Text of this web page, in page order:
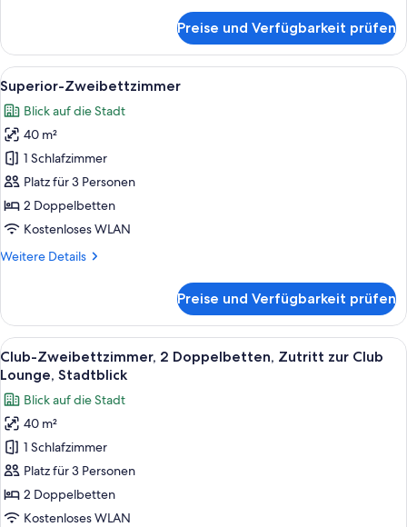
anzeigen
Suite,
1 King-
Bett,
Zutritt
zur
Club
Lounge,
Stadtblick
Preise und Verfügbarkeit prüfen
Alle
Fotos
für
Superior-
Zweibettzimmer
anzeigen
Ein Hotelzimmer mit Bett,
15
Superior-Zweibettzimmer
Blick auf die Stadt
40 m²
1 Schlafzimmer
Platz für 3 Personen
2 Doppelbetten
Kostenloses WLAN
Weitere Details
Weitere
Zweibettzimmer
Preise und Verfügbarkeit prüfen
Alle
Fotos
für
Club-
Zweibettzimmer,
2 Doppelbetten,
Zutritt
zur
Club
Hochwertige Bettwaren,
18
Club-Zweibettzimmer, 2 Doppelbetten, Zutritt zur Club
Lounge, Stadtblick
Blick auf die Stadt
40 m²
1 Schlafzimmer
Platz für 3 Personen
2 Doppelbetten
Kostenloses WLAN